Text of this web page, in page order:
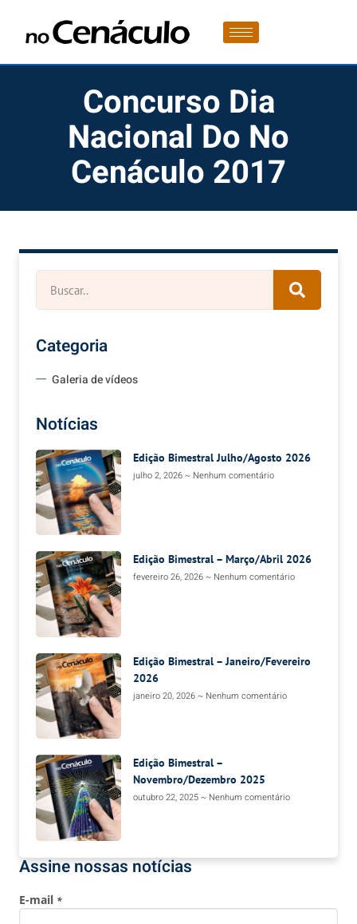
Concurso Dia
Nacional Do No
Cenáculo 2017
Categoria
Galeria de vídeos
Notícias
Edição Bimestral Julho/Agosto 2026
julho 2, 2026 Nenhum comentário
Edição Bimestral – Março/Abril 2026
fevereiro 26, 2026 Nenhum comentário
Edição Bimestral – Janeiro/Fevereiro
2026
janeiro 20, 2026 Nenhum comentário
Edição Bimestral –
Novembro/Dezembro 2025
outubro 22, 2025 Nenhum comentário
Assine nossas notícias